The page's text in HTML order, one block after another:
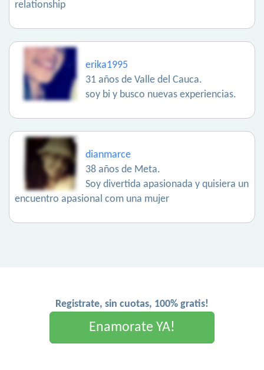
relationship
erika1995
31 años de Valle del Cauca.
soy bi y busco nuevas experiencias.
dianmarce
38 años de Meta.
Soy divertida apasionada y quisiera un
encuentro apasional com una mujer
Registrate, sin cuotas, 100% gratis!
Enamorate YA!